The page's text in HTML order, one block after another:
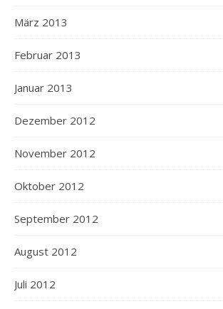
März 2013
Februar 2013
Januar 2013
Dezember 2012
November 2012
Oktober 2012
September 2012
August 2012
Juli 2012